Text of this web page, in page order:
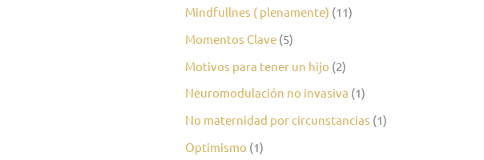
Mindfullnes ( plenamente) (11)
Momentos Clave (5)
Motivos para tener un hijo (2)
Neuromodulación no invasiva (1)
No maternidad por circunstancias (1)
Optimismo (1)